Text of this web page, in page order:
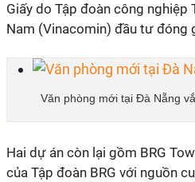
Giấy do Tập đoàn công nghiệp
Nam (Vinacomin) đầu tư đóng
Văn phòng mới tại Đà Nẵng
Hai dự án còn lại gồm BRG
của Tập đoàn BRG với nguồn